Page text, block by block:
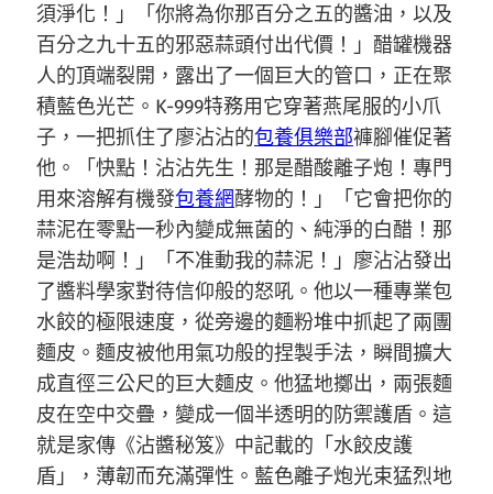
須淨化！」「你將為你那百分之五的醬油，以及
百分之九十五的邪惡蒜頭付出代價！」醋罐機器
人的頂端裂開，露出了一個巨大的管口，正在聚
積藍色光芒。K-999特務用它穿著燕尾服的小爪
子，一把抓住了廖沾沾的包養俱樂部褲腳催促著
他。「快點！沾沾先生！那是醋酸離子炮！專門
用來溶解有機發包養網酵物的！」「它會把你的
蒜泥在零點一秒內變成無菌的、純淨的白醋！那
是浩劫啊！」「不准動我的蒜泥！」廖沾沾發出
了醬料學家對待信仰般的怒吼。他以一種專業包
水餃的極限速度，從旁邊的麵粉堆中抓起了兩團
麵皮。麵皮被他用氣功般的捏製手法，瞬間擴大
成直徑三公尺的巨大麵皮。他猛地擲出，兩張麵
皮在空中交疊，變成一個半透明的防禦護盾。這
就是家傳《沾醬秘笈》中記載的「水餃皮護
盾」，薄韌而充滿彈性。藍色離子炮光束猛烈地